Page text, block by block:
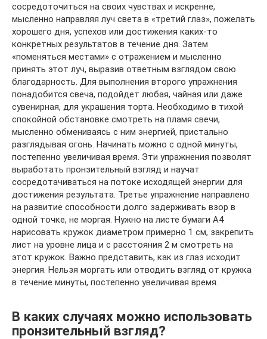
сосредоточиться на своих чувствах и искренне,
мысленно направляя луч света в «третий глаз», пожелать
хорошего дня, успехов или достижения каких-то
конкретных результатов в течение дня. Затем
«поменяться местами» с отражением и мысленно
принять этот луч, выразив ответным взглядом свою
благодарность. Для выполнения второго упражнения
понадобится свеча, подойдет любая, чайная или даже
сувенирная, для украшения торта. Необходимо в тихой
спокойной обстановке смотреть на пламя свечи,
мысленно обмениваясь с ним энергией, пристально
разглядывая огонь. Начинать можно с одной минуты,
постепенно увеличивая время. Эти упражнения позволят
выработать пронзительный взгляд и научат
сосредотачиваться на потоке исходящей энергии для
достижения результата. Третье упражнение направлено
на развитие способности долго задерживать взор в
одной точке, не моргая. Нужно на листе бумаги А4
нарисовать кружок диаметром примерно 1 см, закрепить
лист на уровне лица и с расстояния 2 м смотреть на
этот кружок. Важно представить, как из глаз исходит
энергия. Нельзя моргать или отводить взгляд от кружка
в течение минуты, постепенно увеличивая время.
В каких случаях можно использовать
пронзительный взгляд?